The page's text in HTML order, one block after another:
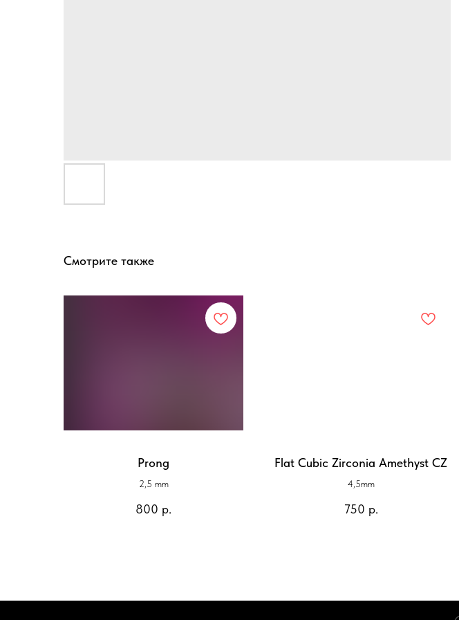
Смотрите также
Prong
2,5 mm
800 р.
Flat Cubic Zirconia Amethyst CZ
4,5mm
750 р.